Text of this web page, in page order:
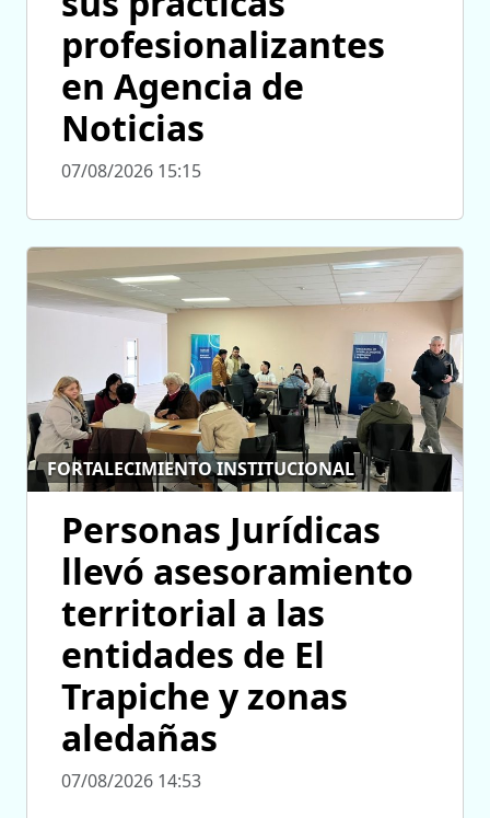
profesionalizantes
en Agencia de
Noticias
07/08/2026 15:15
FORTALECIMIENTO INSTITUCIONAL
Personas Jurídicas
llevó asesoramiento
territorial a las
entidades de El
Trapiche y zonas
aledañas
07/08/2026 14:53